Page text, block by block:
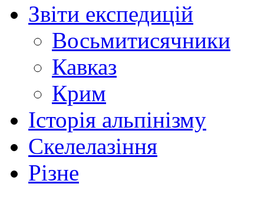
Звіти експедицій
Восьмитисячники
Кавказ
Крим
Історія альпінізму
Скелелазіння
Різне